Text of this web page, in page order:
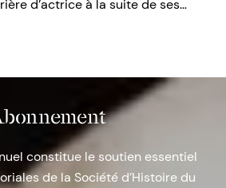
d’actrice à la suite de ses…
constitue le soutien essentiel
de la Société d’Histoire du